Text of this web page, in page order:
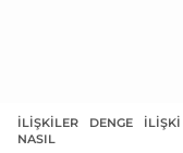
İLIŞKILER DENGE ,ILIŞKI
NASIL